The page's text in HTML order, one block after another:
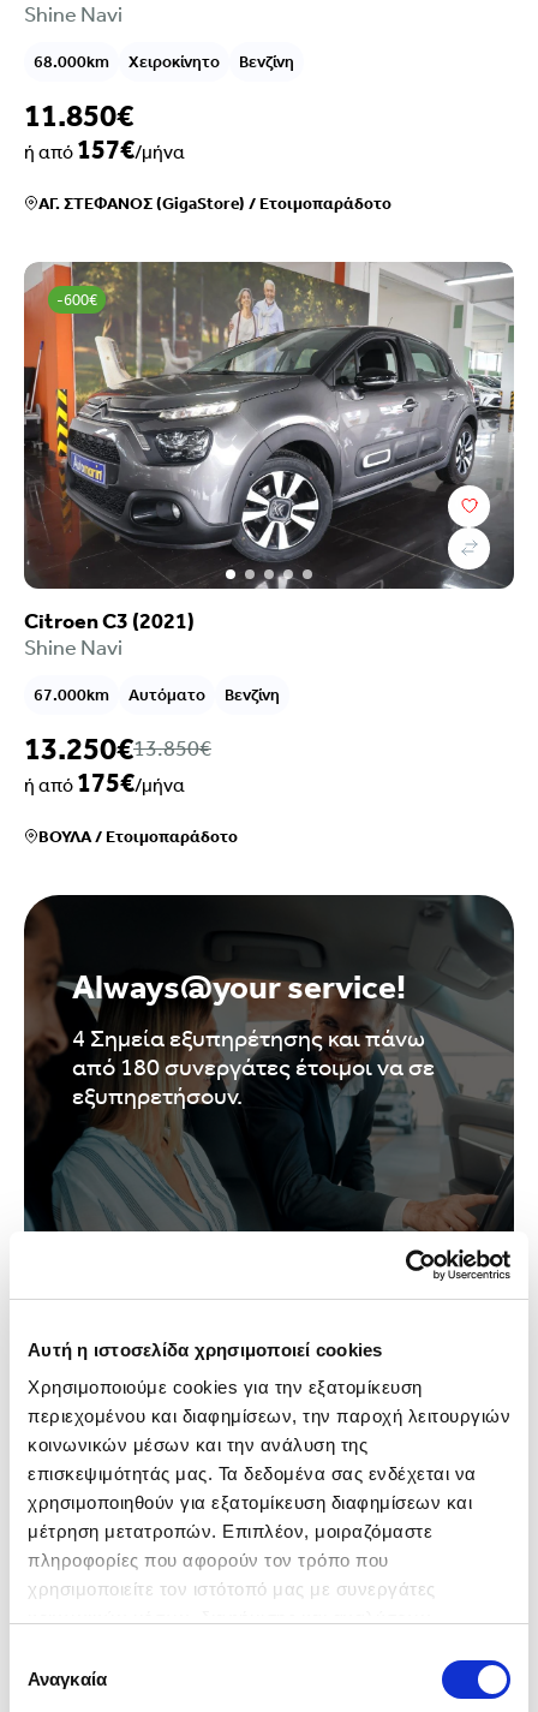
Αυτή η ιστοσελίδα χρησιμοποιεί cookies
Χρησιμοποιούμε cookies για την εξατομίκευση
περιεχομένου και διαφημίσεων, την παροχή λειτουργιών
κοινωνικών μέσων και την ανάλυση της
επισκεψιμότητάς μας. Τα δεδομένα σας ενδέχεται να
χρησιμοποιηθούν για εξατομίκευση διαφημίσεων και
μέτρηση μετατροπών. Επιπλέον, μοιραζόμαστε
πληροφορίες που αφορούν τον τρόπο που
χρησιμοποιείτε τον ιστότοπό μας με συνεργάτες
Δεδομένων Google
), οι οποίοι ενδεχομένως να τις
συνδυάσουν με άλλες πληροφορίες που τους έχετε
συγκατάθεσης
Αναγκαία
Shine Navi
68.000km Χειροκίνητο Βενζίνη
11.850€
ή από 157€/μήνα
ΑΓ. ΣΤΕΦΑΝΟΣ (GigaStore) /Ετοιμοπαράδοτο
-600€
Citroen C3 (2021)
Shine Navi
67.000km Αυτόματο Βενζίνη
13.250€13.850€
ή από 175€/μήνα
ΒΟΥΛΑ/Ετοιμοπαράδοτο
Always@your service!
4 Σημεία εξυπηρέτησης και πάνω
από 180 συνεργάτες έτοιμοι να σε
εξυπηρετήσουν.